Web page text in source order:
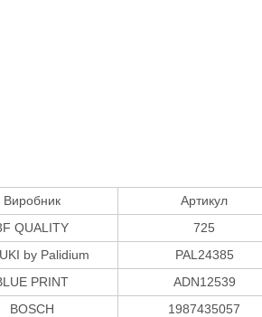
Виробник
Артикул
QUALITY
725
by Palidium
PAL24385
PRINT
ADN12539
BOSCH
1987435057